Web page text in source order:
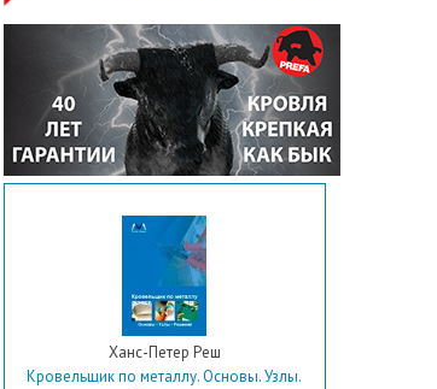
Ханс-Петер Реш
Кровельщик по металлу. Основы. Узлы.